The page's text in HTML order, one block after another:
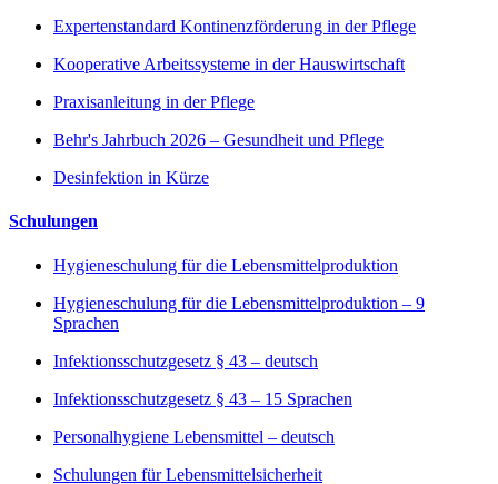
Expertenstandard Kontinenzförderung in der Pflege
Kooperative Arbeitssysteme in der Hauswirtschaft
Praxisanleitung in der Pflege
Behr's Jahrbuch 2026 – Gesundheit und Pflege
Desinfektion in Kürze
Schulungen
Hygieneschulung für die Lebensmittelproduktion
Hygieneschulung für die Lebensmittelproduktion – 9
Sprachen
Infektionsschutzgesetz § 43 – deutsch
Infektionsschutzgesetz § 43 – 15 Sprachen
Personalhygiene Lebensmittel – deutsch
Schulungen für Lebensmittelsicherheit